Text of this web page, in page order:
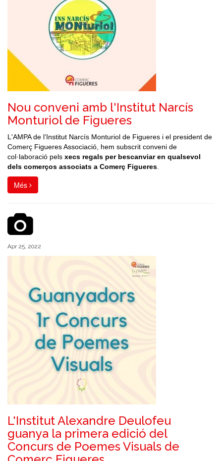
Nou conveni amb l'Institut Narcís
Monturiol de Figueres
L'AMPA de l’Institut Narcís Monturiol de Figueres i el president de
Comerç Figueres Associació, hem subscrit conveni de
col·laboració pels xecs regals per bescanviar en qualsevol
dels comerços associats a Comerç Figueres
Més
Apr 25, 2022
L'Institut Alexandre Deulofeu
guanya la primera edició del
Concurs de Poemes Visuals de